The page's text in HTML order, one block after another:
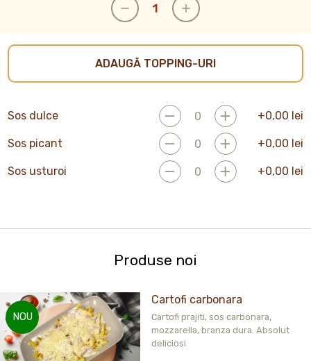
ADAUGĂ TOPPING-URI
Sos dulce +0,00 lei
Sos picant +0,00 lei
Sos usturoi +0,00 lei
Produse noi
NOU
Cartofi carbonara
Cartofi prajiti, sos carbonara,
mozzarella, branza dura. Absolut
deliciosi